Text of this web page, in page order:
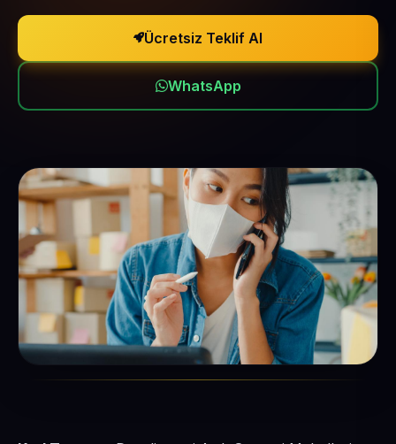
Ücretsiz Teklif Al
WhatsApp